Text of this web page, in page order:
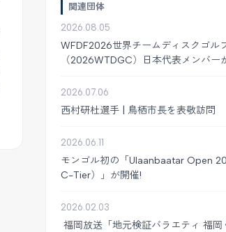
関連団体
2026.08.05
WFDF2026世界チームディスクゴル
（2026WTDGC）日本代表メンバー
2026.07.06
西村研杜選手 | 鳥栖市長を表敬訪問
2026.06.11
モンゴル初の「Ulaanbaatar Open
C-Tier）」が開催!
2026.02.03
福岡放送「地元検証バラエティ 福岡